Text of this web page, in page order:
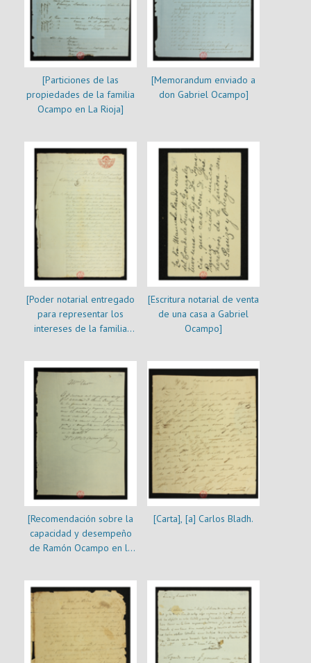
[Particiones de las
propiedades de la familia
Ocampo en La Rioja]
[Memorandum enviado a
don Gabriel Ocampo]
[Poder notarial entregado
para representar los
intereses de la familia
[Escritura notarial de venta
de una casa a Gabriel
Ocampo]
[Recomendación sobre la
capacidad y desempeño
de Ramón Ocampo en la
[Carta], [a] Carlos Bladh.